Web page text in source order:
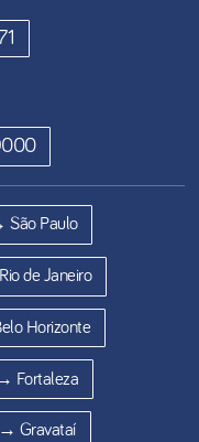
São Paulo
de Janeiro
Horizonte
Fortaleza
→ Gravataí